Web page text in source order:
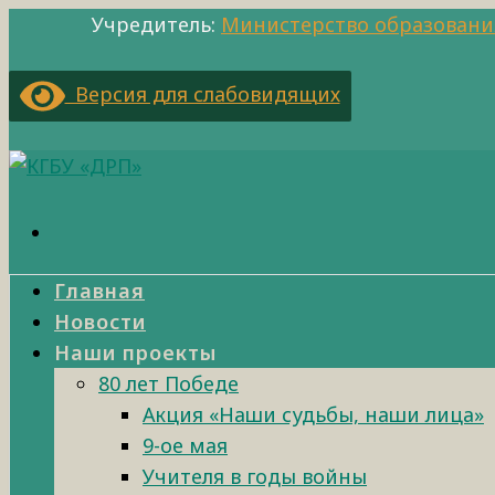
Учредитель: Министерство
Версия для слабовидящих
Главная
Новости
Наши проекты
80 лет Победе
Акция «Наши судьбы, наши лица»
9-ое мая
Учителя в годы войны